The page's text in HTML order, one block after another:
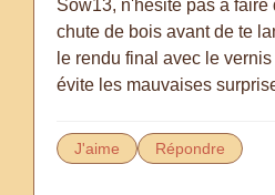
Sow13, n'hésite pas à
chute de bois avant de te
le rendu final avec le
évite les mauvaises
J'aime Répondre